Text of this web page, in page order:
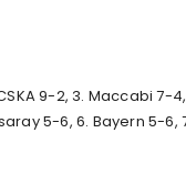
9-2, 3. Maccabi 7-
5-6, 6. Bayern 5-6,